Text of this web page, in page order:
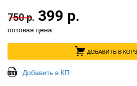
750 р. 399 р.
оптовая цена
ДОБАВИТЬ В
Добавить в КП